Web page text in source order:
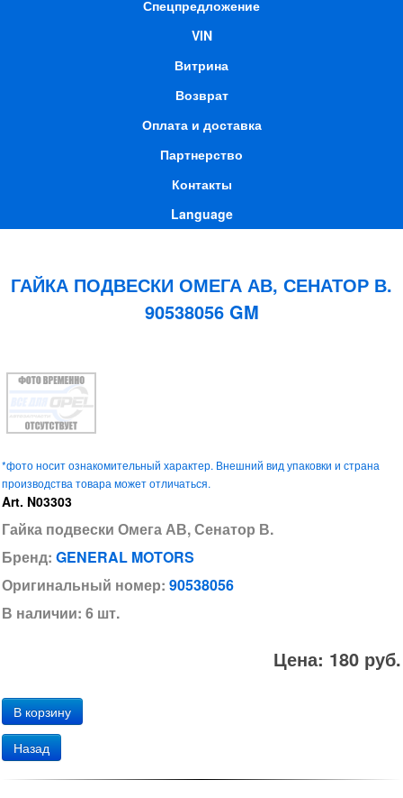
Спецпредложение
VIN
Витрина
Возврат
Оплата и доставка
Партнерство
Контакты
Language
ГАЙКА ПОДВЕСКИ ОМЕГА АВ, СЕНАТОР В.
90538056 GM
*фото носит ознакомительный характер. Внешний вид упаковки и страна
производства товара может отличаться.
Art. N03303
Гайка подвески Омега АВ, Сенатор В.
Бренд: GENERAL MOTORS
Оригинальный номер: 90538056
В наличии: 6 шт.
Цена: 180 руб.
Назад